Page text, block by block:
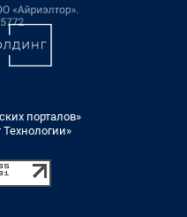
порталов»